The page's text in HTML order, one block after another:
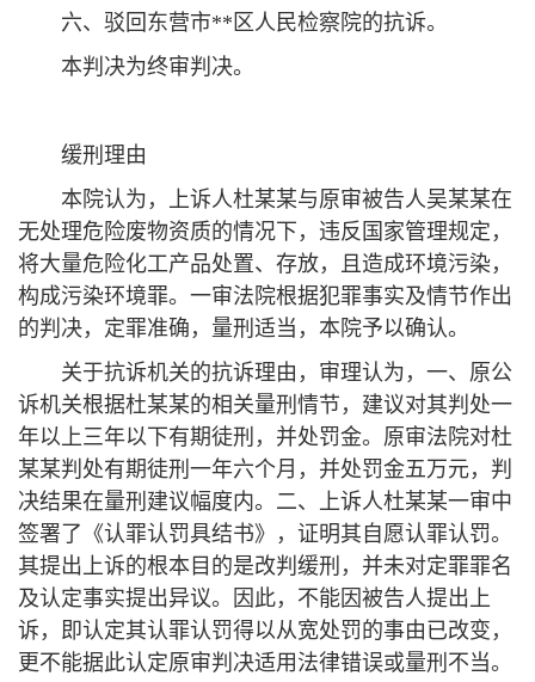
六、驳回东营市**区人民检察院的抗诉。
本判决为终审判决。
缓刑理由
本院认为，上诉人杜某某与原审被告人吴某某在
无处理危险废物资质的情况下，违反国家管理规定，
将大量危险化工产品处置、存放，且造成环境污染，
构成污染环境罪。一审法院根据犯罪事实及情节作出
的判决，定罪准确，量刑适当，本院予以确认。
关于抗诉机关的抗诉理由，审理认为，一、原公
诉机关根据杜某某的相关量刑情节，建议对其判处一
年以上三年以下有期徒刑，并处罚金。原审法院对杜
某某判处有期徒刑一年六个月，并处罚金五万元，判
决结果在量刑建议幅度内。二、上诉人杜某某一审中
签署了《认罪认罚具结书》，证明其自愿认罪认罚。
其提出上诉的根本目的是改判缓刑，并未对定罪罪名
及认定事实提出异议。因此，不能因被告人提出上
诉，即认定其认罪认罚得以从宽处罚的事由已改变，
更不能据此认定原审判决适用法律错误或量刑不当。